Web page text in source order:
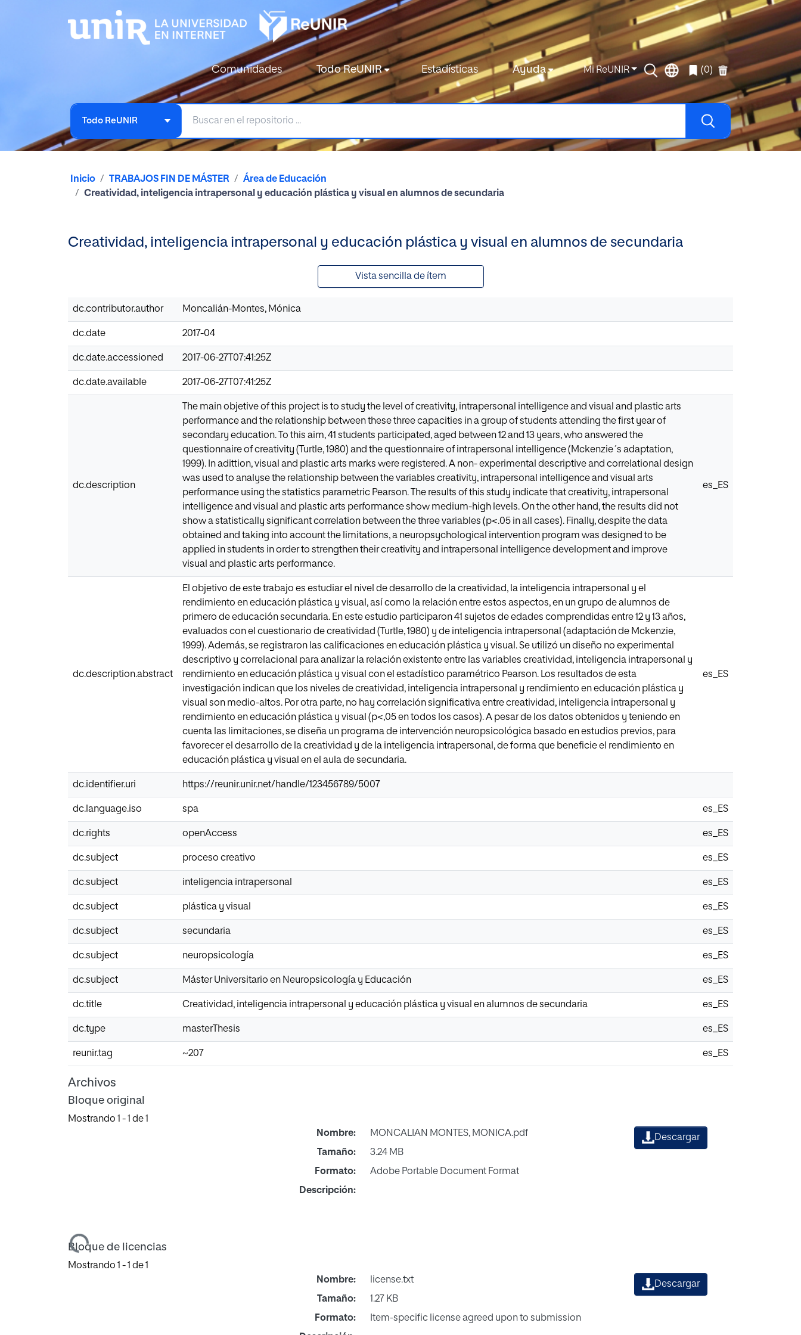
Comunidades Todo ReUNIR Estadísticas Ayuda Mi ReUNIR (0)
Todo ReUNIR
Inicio TRABAJOS FIN DE MÁSTER
Área de Educación
Creatividad, inteligencia intrapersonal y educación plástica y visual en alumnos de secundaria
Creatividad, inteligencia intrapersonal y educación plástica y visual en alumnos de secundaria
Vista sencilla de ítem
dc.contributor.author Moncalián-Montes, Mónica
dc.date 2017-04
dc.date.accessioned 2017-06-27T07:41:25Z
dc.date.available 2017-06-27T07:41:25Z
dc.description
The main objetive of this project is to study the level of creativity, intrapersonal intelligence and visual and plastic arts
performance and the relationship between these three capacities in a group of students attending the first year of
secondary education. To this aim, 41 students participated, aged between 12 and 13 years, who answered the
questionnaire of creativity (Turtle, 1980) and the questionnaire of intrapersonal intelligence (Mckenzie´s adaptation,
1999). In adittion, visual and plastic arts marks were registered. A non- experimental descriptive and correlational design
was used to analyse the relationship between the variables creativity, intrapersonal intelligence and visual arts
performance using the statistics parametric Pearson. The results of this study indicate that creativity, intrapersonal
intelligence and visual and plastic arts performance show medium-high levels. On the other hand, the results did not
show a statistically significant correlation between the three variables (p<.05 in all cases). Finally, despite the data
obtained and taking into account the limitations, a neuropsychological intervention program was designed to be
applied in students in order to strengthen their creativity and intrapersonal intelligence development and improve
visual and plastic arts performance.
es_ES
dc.description.abstract
El objetivo de este trabajo es estudiar el nivel de desarrollo de la creatividad, la inteligencia intrapersonal y el
rendimiento en educación plástica y visual, así como la relación entre estos aspectos, en un grupo de alumnos de
primero de educación secundaria. En este estudio participaron 41 sujetos de edades comprendidas entre 12 y 13 años,
evaluados con el cuestionario de creatividad (Turtle, 1980) y de inteligencia intrapersonal (adaptación de Mckenzie,
1999). Además, se registraron las calificaciones en educación plástica y visual. Se utilizó un diseño no experimental
descriptivo y correlacional para analizar la relación existente entre las variables creatividad, inteligencia intrapersonal y
rendimiento en educación plástica y visual con el estadístico paramétrico Pearson. Los resultados de esta
investigación indican que los niveles de creatividad, inteligencia intrapersonal y rendimiento en educación plástica y
visual son medio-altos. Por otra parte, no hay correlación significativa entre creatividad, inteligencia intrapersonal y
rendimiento en educación plástica y visual (p<,05 en todos los casos). A pesar de los datos obtenidos y teniendo en
cuenta las limitaciones, se diseña un programa de intervención neuropsicológica basado en estudios previos, para
favorecer el desarrollo de la creatividad y de la inteligencia intrapersonal, de forma que beneficie el rendimiento en
educación plástica y visual en el aula de secundaria.
es_ES
dc.identifier.uri https://reunir.unir.net/handle/123456789/5007
dc.language.iso spa es_ES
dc.rights openAccess es_ES
dc.subject proceso creativo es_ES
dc.subject inteligencia intrapersonal es_ES
dc.subject plástica y visual es_ES
dc.subject secundaria es_ES
dc.subject neuropsicología es_ES
dc.subject Máster Universitario en Neuropsicología y Educación es_ES
dc.title Creatividad, inteligencia intrapersonal y educación plástica y visual en alumnos de secundaria es_ES
dc.type masterThesis es_ES
reunir.tag ~207 es_ES
Archivos
Bloque original
Mostrando 1 - 1 de 1
Cargando...
Nombre:
MONCALIAN MONTES, MONICA.pdf
Tamaño:
3.24 MB
Formato:
Adobe Portable Document Format
Descripción:
Descargar
Bloque de licencias
Mostrando 1 - 1 de 1
Nombre:
license.txt
Tamaño:
1.27 KB
Formato:
Item-specific license agreed upon to submission
Descargar